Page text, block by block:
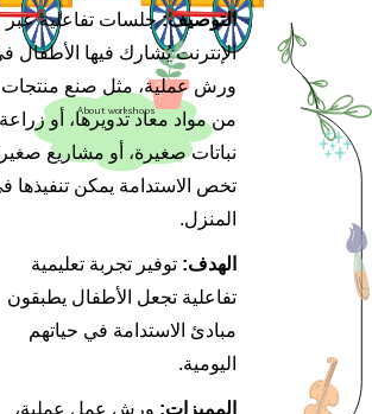
About workshops
التوصيف:جلسات تفاعلية عبر
الإنترنت يُشارك فيها الأطفال في
ورش عملية، مثل صنع منتجات
من مواد معاد تدويرها، أو زراعة
نباتات صغيرة، أو مشاريع صغيرة
تخص الاستدامة يمكن تنفيذها في
المنزل.
الهدف:توفير تجربة تعليمية
تفاعلية تجعل الأطفال يطبقون
مبادئ الاستدامة في حياتهم
اليومية.
المميزات:ورش عمل عملية،